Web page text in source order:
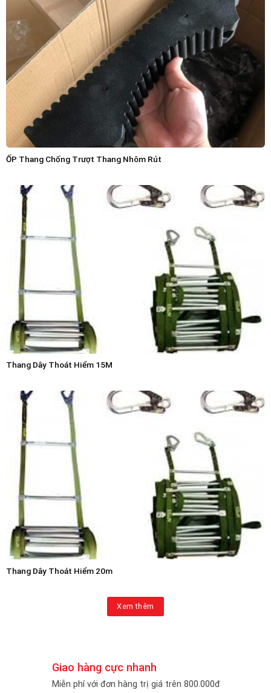
ỐP Thang Chống Trượt Thang Nhôm Rút
Thang Dây Thoát Hiểm 15M
Thang Dây Thoát Hiểm 20m
Xem thêm
Giao hàng cực nhanh
Miễn phí với đơn hàng trị giá trên 800.000đ